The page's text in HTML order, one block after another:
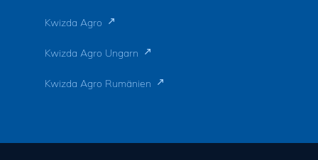
Kwizda Agro
Kwizda Agro Ungarn
Kwizda Agro Rumänien